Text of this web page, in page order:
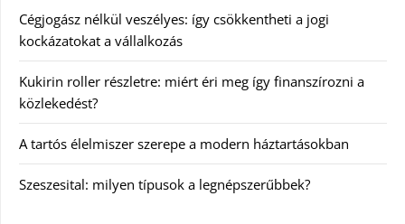
Cégjogász nélkül veszélyes: így csökkentheti a jogi
kockázatokat a vállalkozás
Kukirin roller részletre: miért éri meg így finanszírozni a
közlekedést?
A tartós élelmiszer szerepe a modern háztartásokban
Szeszesital: milyen típusok a legnépszerűbbek?